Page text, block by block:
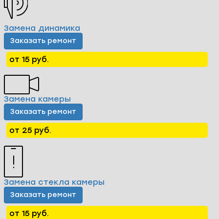
Замена динамика
Заказать ремонт
от 15 руб.
Замена камеры
Заказать ремонт
от 25 руб.
Замена стекла камеры
Заказать ремонт
от 15 руб.